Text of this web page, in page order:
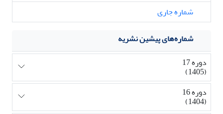
شماره جاری
شماره‌های پیشین نشریه
دوره 17
(1405)
دوره 16
(1404)